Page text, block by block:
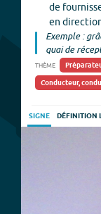
de
en
Exemple :
quai de
THÈME
Conducteur,
SIGNE DÉFINITION